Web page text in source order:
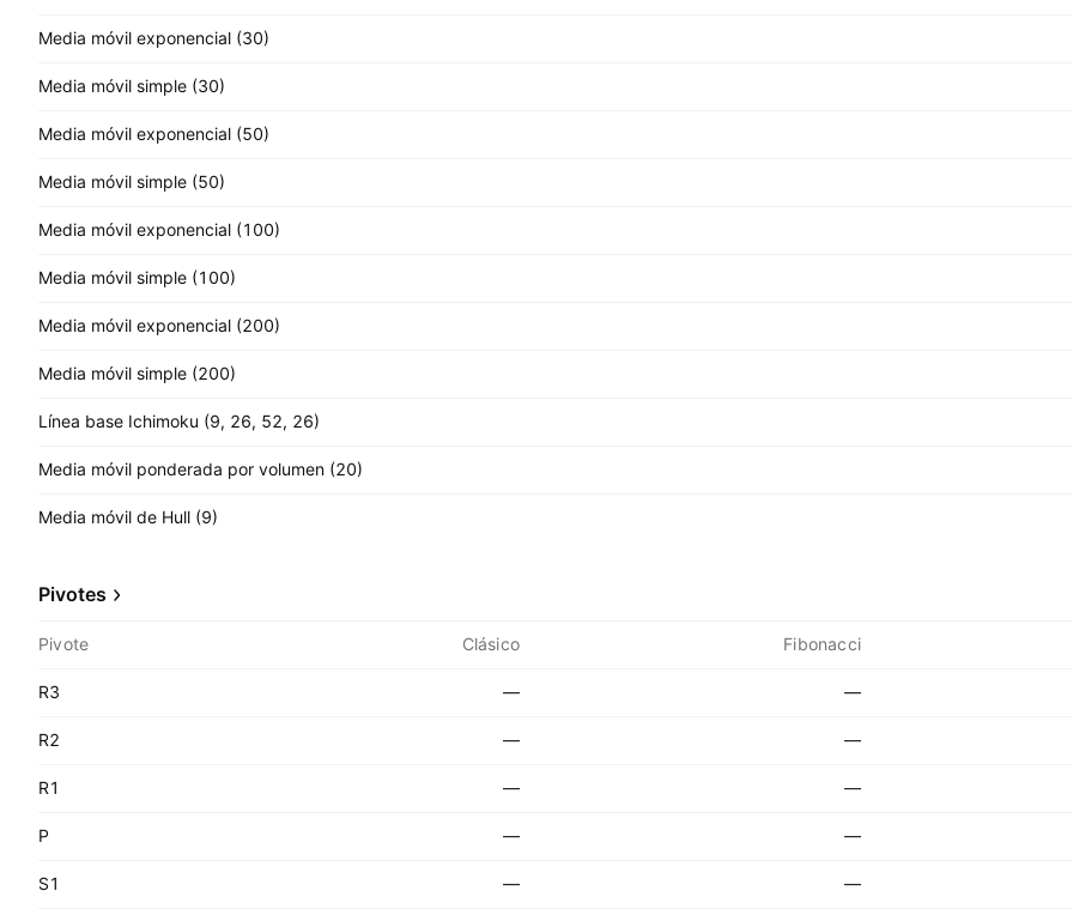
Media móvil exponencial (30)
Media móvil simple (30)
Media móvil exponencial (50)
Media móvil simple (50)
Media móvil exponencial (100)
Media móvil simple (100)
Media móvil exponencial (200)
Media móvil simple (200)
Línea base Ichimoku (9, 26, 52, 26)
Media móvil ponderada por volumen (20)
Media móvil de Hull (9)
Pivotes
Pivote Clásico Fibonacci
R3 — —
R2 — —
R1 — —
P — —
S1 — —